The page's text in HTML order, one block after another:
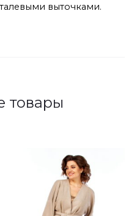
выточками.
товары